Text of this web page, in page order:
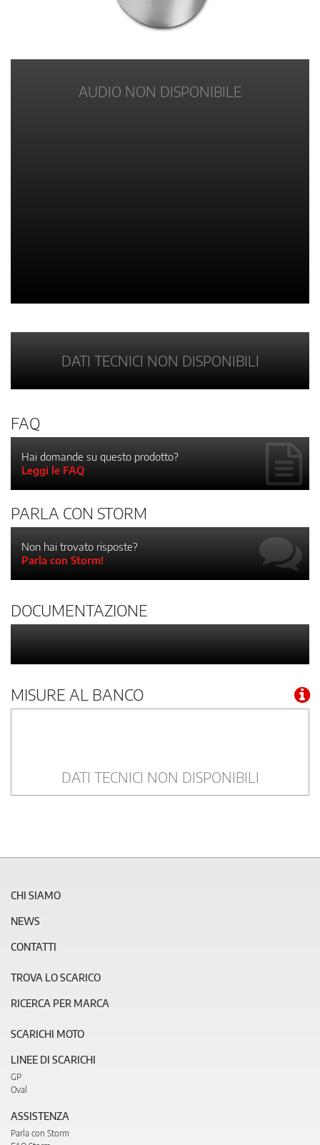
AUDIO NON DISPONIBILE
DATI TECNICI NON DISPONIBILI
FAQ
Hai domande su questo prodotto?
Leggi le FAQ
PARLA CON STORM
Non hai trovato risposte?
Parla con Storm!
DOCUMENTAZIONE
MISURE AL BANCO
DATI TECNICI NON DISPONIBILI
CHI SIAMO
NEWS
CONTATTI
TROVA LO SCARICO
RICERCA PER MARCA
SCARICHI MOTO
LINEE DI SCARICHI
GP
Oval
ASSISTENZA
Parla con Storm